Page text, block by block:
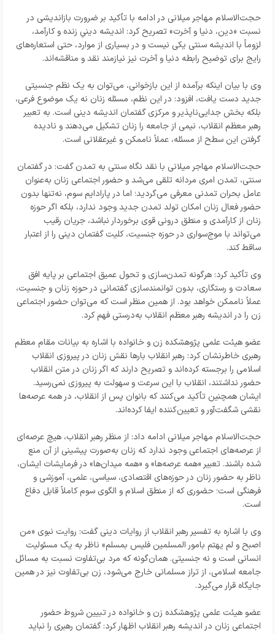
حجت‌الاسلام مهاجر میلانی در ادامه با تأکید بر ضرورت بازاندیشی در
نسبت «دین، دنیا و آخرت» تصریح کرد: اندیشه دینیِ زنده و کارآمد،
لزوماً با اندیشه سنتی یکی نیست و در بسیاری از موارد، حتی استعاره‌های
رایج برای توضیح رابطه دنیا و آخرت نیز نیازمند نقد و مناقشه‌اند.
وی با بیان اینکه برآمده از این بازخوانی، می‌توان به یک نظم جنسیتی
جدید دست یافت، افزود: در این نظم، مسئله زنان نه یک موضوع فرعی،
بلکه بخش جدایی‌ناپذیر و مرکزی گفتمان اندیشه دینی است. به تعبیر
رهبر معظم انقلاب، نیمی از جامعه را زنان تشکیل می‌دهند و نادیده
گرفتن این سطح از مسئله، عملاً ناممکن و غیرعقلانی است.
حجت‌الاسلام مهاجر میلانی با نقد نگاه سنتی به تمدن گفت: در گفتمان
سنتی، تمدن امری مردانه تلقی می‌شد و حضور اجتماعی زنان به‌عنوان
عامل بحران تمدنی معرفی می‌گردید؛ اما در پارادایم سوم، نه‌تنها بدون
حضور فعال زنان امکان تولد تمدن جدید وجود ندارد، بلکه اگر حوزه
زنان از کارآمدی و منطق درونی قوی برخوردار نباشد، جریان رقیب
می‌تواند با موج‌سواری در حوزه جنسیت، کلیت گفتمان دینی را از اعتبار
ساقط کند.
وی تأکید کرد: هرگونه تمدن‌سازی و تحول عمیق اجتماعی بر پایه افق
سعادت و رستگاری، بدون توانمندسازی گفتمانی در حوزه زنان و جنسیت،
عملاً ناممکن خواهد بود. از همین منظر است که می‌توان حضور اجتماعی
زن را در اندیشه رهبر معظم انقلاب به‌درستی فهم کرد.
عضو هیئت علمی پژوهشکده زن و خانواده با اشاره به بیانات مقام معظم
رهبری خاطرنشان کرد: رهبر انقلاب بارها نقش زنان در پیروزی انقلاب
اسلامی را برجسته کرده‌اند و تصریح دارند که اگر زنان در متن انقلاب
حضور نداشتند، انقلاب با این سرعت و سهولت به پیروزی نمی‌رسید.
ایشان همچنین تأکید می‌کنند که بانوان پس از انقلاب، در همه عرصه‌ها
نقشی شگفت‌آور و تعیین‌کننده ایفا کرده‌اند.
حجت‌الاسلام مهاجر میلانی ادامه داد: از منظر رهبر انقلاب، هیچ عرصه‌ای
از عرصه‌های اجتماعی وجود ندارد که زنان به‌صورت پیشینی از آن منع
شده باشند. تعبیر «همه عرصه‌ها» و «همه میدان‌ها» در فرمایشات ایشان،
ناظر به حضور زنان در حوزه‌های اقتصادی، سیاسی، علمی، آموزشی و
فرهنگی است؛ حضوری که از منطق اسلام و الگوی سوم کاملاً قابل دفاع
است.
وی با اشاره به تفسیر رهبر انقلاب از روایات دینی گفت: روایت نبوی «من
اصبح و لم یهتم بامور المسلمین فلیس بمسلم» ناظر به یک مسئولیت
انسانی است و نه جنسیتی. همان‌گونه که مرد بی‌تفاوت نسبت به مسائل
جامعه اسلامی، از تراز مسلمانی خارج می‌شود، زن بی‌تفاوت نیز در همین
جایگاه قرار می‌گیرد.
عضو هیئت علمی پژوهشکده زن و خانواده در تبیین شروط حضور
اجتماعی زنان در اندیشه رهبر انقلاب اظهار کرد: گفتمان رهبری را نباید